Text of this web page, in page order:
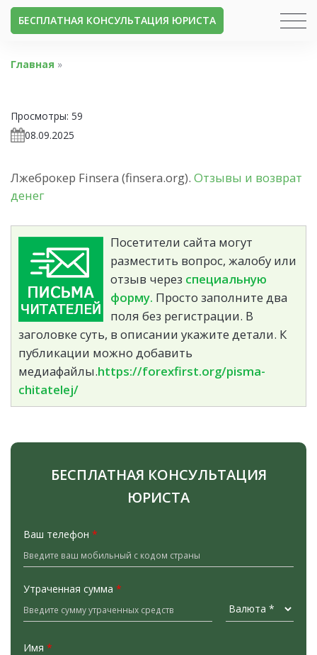
БЕСПЛАТНАЯ КОНСУЛЬТАЦИЯ ЮРИСТА
Главная »
Просмотры: 59
08.09.2025
Лжеброкер Finsera (finsera.org). Отзывы и возврат
денег
Посетители сайта могут
разместить вопрос, жалобу или
отзыв через специальную
форму. Просто заполните два
поля без регистрации. В
заголовке суть, в описании укажите детали. К
публикации можно добавить
медиафайлы.https://forexfirst.org/pisma-
chitatelej/
БЕСПЛАТНАЯ КОНСУЛЬТАЦИЯ
ЮРИСТА
Ваш телефон *
Утраченная сумма *
Имя *